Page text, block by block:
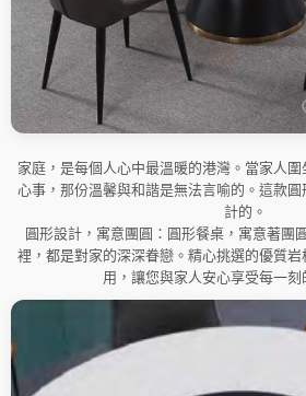
家庭，是每個人心中最溫暖的港灣。當家人
心事，那份溫馨與和諧是無法言喻的。這款
計的。
圓形設計，寓意團圓：圓形餐桌，寓意著團
裡，都是對家的深深眷戀。精心挑選的優質
用，讓您與家人安心享受每一刻